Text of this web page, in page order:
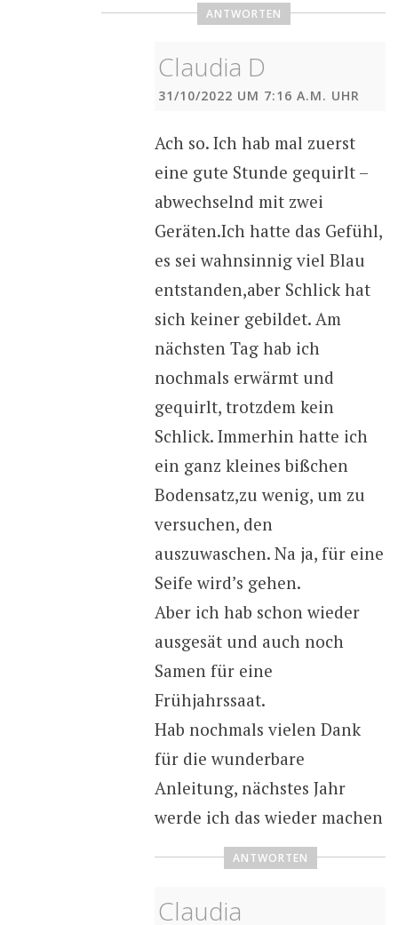
ANTWORTEN
Claudia D
31/10/2022 UM 7:16 A.M. UHR
Ach so. Ich hab mal zuerst
eine gute Stunde gequirlt –
abwechselnd mit zwei
Geräten.Ich hatte das Gefühl,
es sei wahnsinnig viel Blau
entstanden,aber Schlick hat
sich keiner gebildet. Am
nächsten Tag hab ich
nochmals erwärmt und
gequirlt, trotzdem kein
Schlick. Immerhin hatte ich
ein ganz kleines bißchen
Bodensatz,zu wenig, um zu
versuchen, den
auszuwaschen. Na ja, für eine
Seife wird’s gehen.
Aber ich hab schon wieder
ausgesät und auch noch
Samen für eine
Frühjahrssaat.
Hab nochmals vielen Dank
für die wunderbare
Anleitung, nächstes Jahr
werde ich das wieder machen
ANTWORTEN
Claudia